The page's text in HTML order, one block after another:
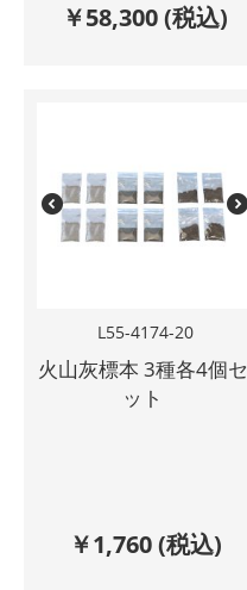
￥58,300(税込)
L55-4174-20
火山灰標本 3種各4個セ
ット
￥1,760(税込)